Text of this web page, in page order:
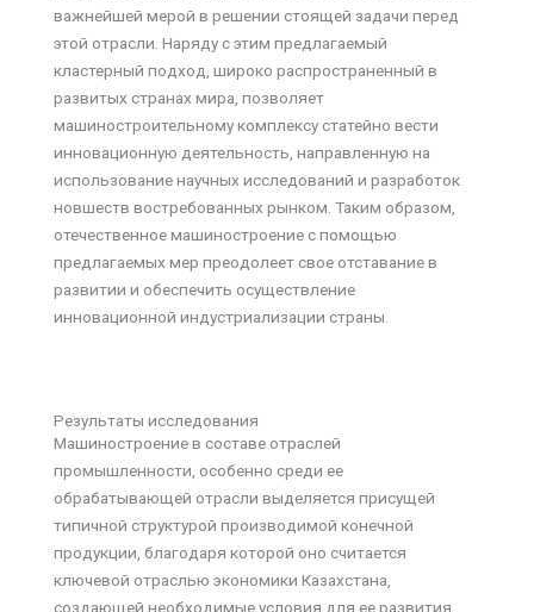
важнейшей мерой в решении стоящей задачи перед
этой отрасли. Наряду с этим предлагаемый
кластерный подход, широко распространенный в
развитых странах мира, позволяет
машиностроительному комплексу статейно вести
инновационную деятельность, направленную на
использование научных исследований и разработок
новшеств востребованных рынком. Таким образом,
отечественное машиностроение с помощью
предлагаемых мер преодолеет свое отставание в
развитии и обеспечить осуществление
инновационной индустриализации страны.
Результаты исследования
Машиностроение в составе отраслей
промышленности, особенно среди ее
обрабатывающей отрасли выделяется присущей
типичной структурой производимой конечной
продукции, благодаря которой оно считается
ключевой отраслью экономики Казахстана,
создающей необходимые условия для ее развития.